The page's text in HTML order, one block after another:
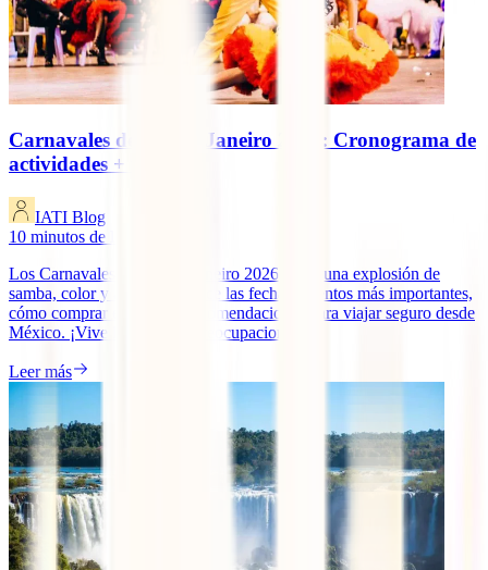
Carnavales de Río de Janeiro 2026: Cronograma de
actividades + fecha
IATI Blog
10 minutos de lectura
Los Carnavales de Río de Janeiro 2026 serán una explosión de
samba, color y alegría. Conoce las fechas, eventos más importantes,
cómo comprar entradas y recomendaciones para viajar seguro desde
México. ¡Vive la fiesta sin preocupaciones!
Leer más